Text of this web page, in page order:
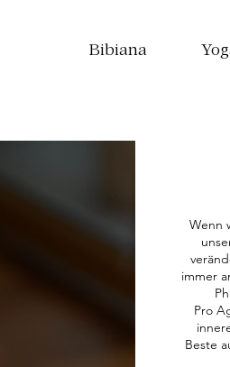
Bibiana
​Wenn
immer
Pro
Beste